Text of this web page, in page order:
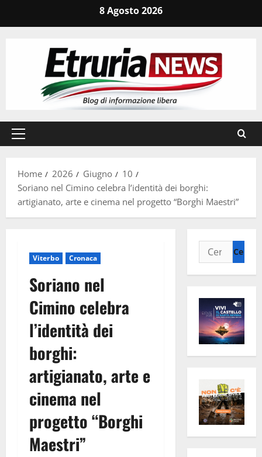
8 Agosto 2026
Menu
Home
2026 Giugno
10
Soriano nel Cimino celebra l’identità dei borghi:
artigianato, arte e cinema nel progetto “Borghi Maestri”
Viterbo Cronaca
Soriano nel
Cimino celebra
l’identità dei
borghi:
artigianato, arte e
cinema nel
progetto “Borghi
Maestri”
Ricerca
per: